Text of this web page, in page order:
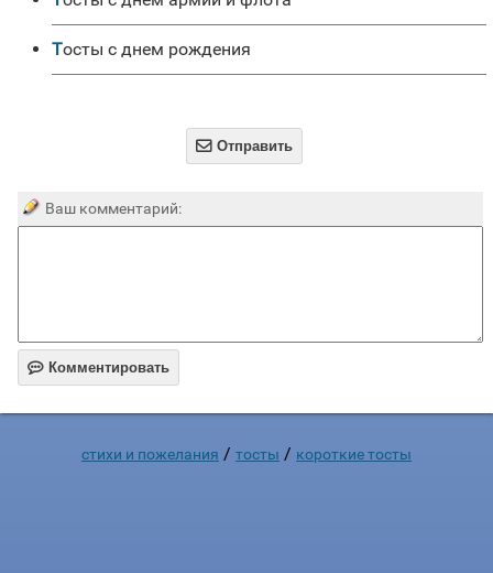
Тосты с днем рождения
 Отправить
Ваш комментарий:
 Комментировать
стихи и пожелания / тосты / короткие тосты